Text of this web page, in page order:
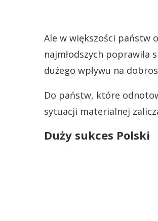
Ale w większości państw
najmłodszych poprawiła
dużego wpływu na
Do państw, które
sytuacji materialnej
Duży sukces Polski